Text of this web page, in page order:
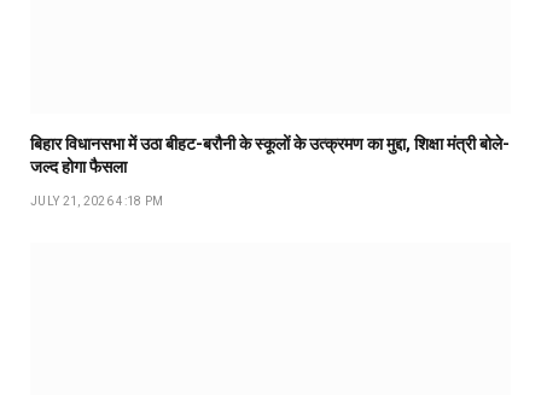
बिहार विधानसभा में उठा बीहट-बरौनी के स्कूलों के उत्क्रमण का मुद्दा, शिक्षा मंत्री बोले-
जल्द होगा फैसला
JULY 21, 2026 4:18 PM